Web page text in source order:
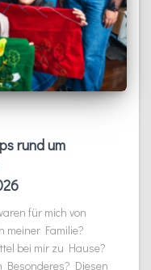
rund um
für mich von
meiner Familie?
bei mir zu Hause?
Besonderes? Diesen